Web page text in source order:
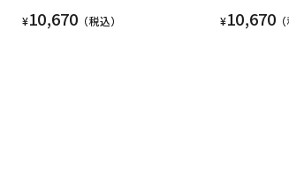
¥10,670 （税込） ¥10,670